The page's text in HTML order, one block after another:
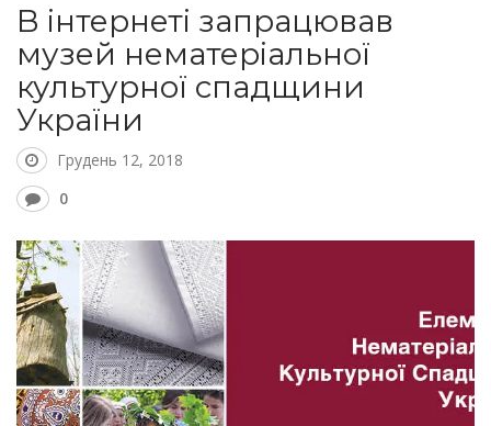
В інтернеті запрацював
музей нематеріальної
культурної спадщини
України
Грудень 12, 2018
0